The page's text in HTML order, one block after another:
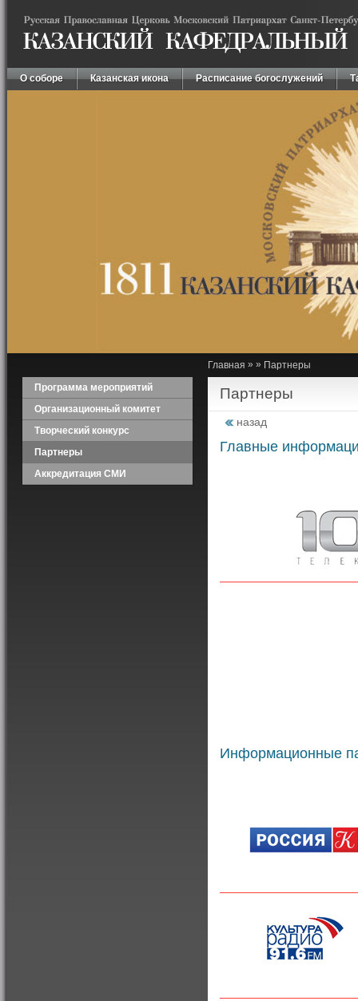
О соборе Казанская икона Расписание богослужений
Программа мероприятий
Организационный комитет
Творческий конкурс
Партнеры
Аккредитация СМИ
Главная » » Партнеры
Партнеры
назад
Главные
Информационные